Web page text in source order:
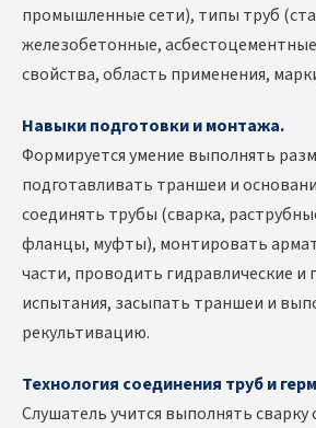
промышленные сети), типы труб
железобетонные,
свойства, область применения,
Навыки подготовки и монтажа.
Формируется умение выполнять
подготавливать траншеи и
соединять трубы (сварка,
фланцы, муфты), монтировать
части, проводить гидравлические и
испытания, засыпать траншеи и
рекультивацию.
Технология соединения труб и
Слушатель учится выполнять сварку